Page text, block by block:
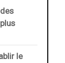
le